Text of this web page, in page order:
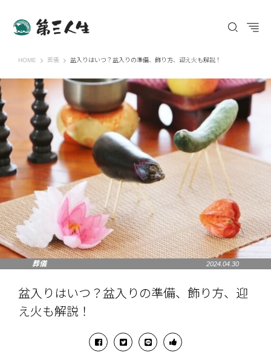
HOME 第三人生 〜寄り道の歩き方〜
葬儀 盆入りはいつ？盆入りの準備、飾り方、迎え火も解説！
葬儀 2024.04.30
盆入りはいつ？盆入りの準備、飾り方、迎
え火も解説！